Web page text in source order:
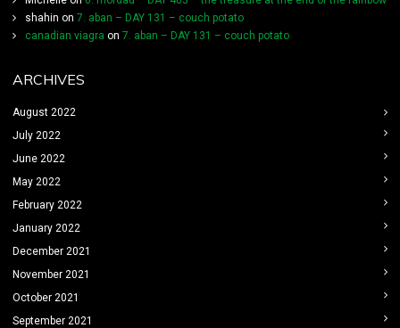
shahin on 7. aban – DAY 131 – couch potato
canadian viagra on 7. aban – DAY 131 – couch potato
ARCHIVES
August 2022
July 2022
June 2022
May 2022
February 2022
January 2022
December 2021
November 2021
October 2021
September 2021